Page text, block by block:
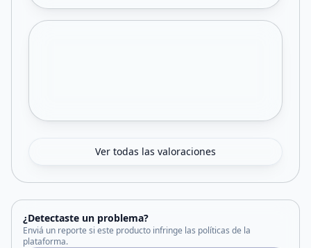
Ver todas las valoraciones
¿Detectaste un problema?
Enviá un reporte si este producto infringe las políticas de la
plataforma.